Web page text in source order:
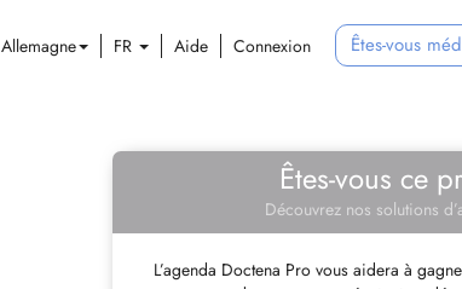
Allemagne FR Aide Connexion Êtes-vous
Êtes-vous ce
Découvrez nos solutions
L’agenda Doctena Pro vous aidera à